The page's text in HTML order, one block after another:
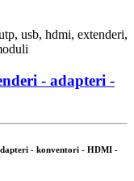
- adapteri -
- konventori - HDMI -